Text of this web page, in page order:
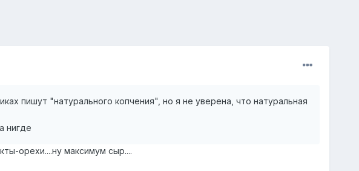
пишут "натурального копчения", но я не уверена, что натуральная
нигде
орехи....ну максимум сыр....